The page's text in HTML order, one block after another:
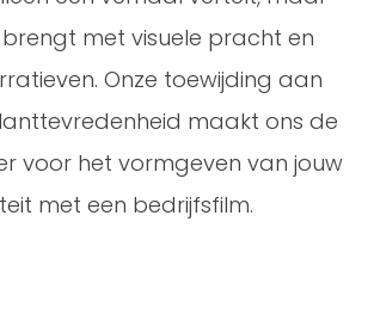
met visuele pracht en
Onze toewijding aan
maakt ons de
voor het vormgeven van jouw
met een bedrijfsfilm.